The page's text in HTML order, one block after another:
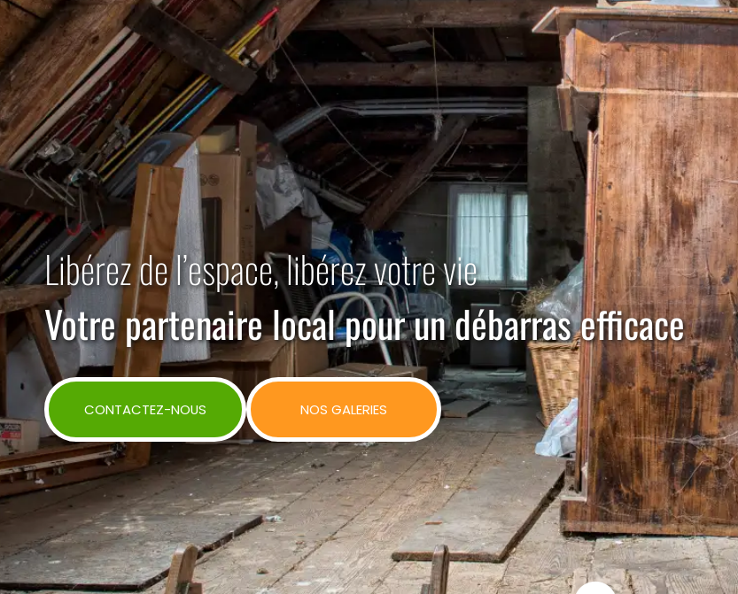
Libérez de l’espace, libérez votre vie
Votre partenaire local pour un débarras efficace
CONTACTEZ-NOUS NOS GALERIES